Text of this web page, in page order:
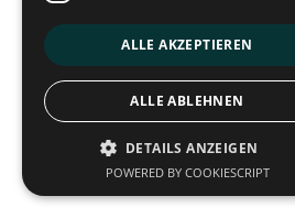
ALLE AKZEPTIEREN
ALLE ABLEHNEN
DETAILS ANZEIGEN
POWERED BY COOKIESCRIPT